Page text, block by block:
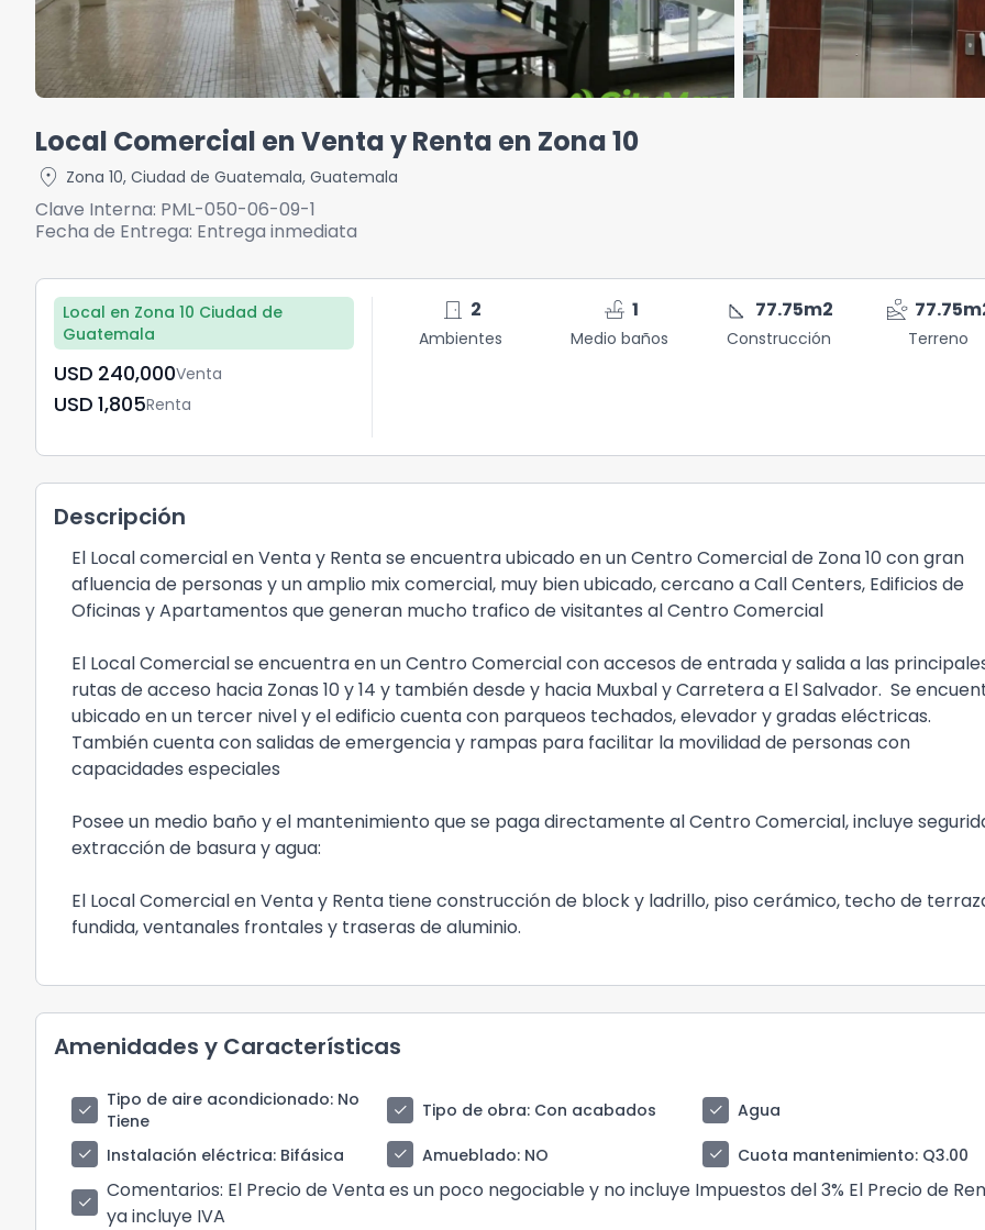
Local Comercial en Venta y Renta en Zona 10
location_on Zona 10, Ciudad de Guatemala, Guatemala
Clave Interna: PML-050-06-09-1
Fecha de Entrega: Entrega inmediata
Local en Zona 10 Ciudad de
Guatemala
USD	240,000Venta
USD	1,805Renta
door_front 2
Ambientes
faucet 1
Medio baños
square_foot 77.75m2
Construcción
landslide 77.75
Terreno
Descripción
El Local comercial en Venta y Renta se encuentra ubicado en un Centro Comercial de Zona 10 con gran
afluencia de personas y un amplio mix comercial, muy bien ubicado, cercano a Call Centers, Edificios de
Oficinas y Apartamentos que generan mucho trafico de visitantes al Centro Comercial
El Local Comercial se encuentra en un Centro Comercial con accesos de entrada y salida a las
rutas de acceso hacia Zonas 10 y 14 y también desde y hacia Muxbal y Carretera a El Salvador. Se
ubicado en un tercer nivel y el edificio cuenta con parqueos techados, elevador y gradas eléctricas.
También cuenta con salidas de emergencia y rampas para facilitar la movilidad de personas con
capacidades especiales
Posee un medio baño y el mantenimiento que se paga directamente al Centro Comercial, incluye
extracción de basura y agua:
El Local Comercial en Venta y Renta tiene construcción de block y ladrillo, piso cerámico, techo de
fundida, ventanales frontales y traseras de aluminio.
Amenidades y Características
check Tipo de aire acondicionado: No
Tiene
check Tipo de obra: Con acabados check
Agua
check
Instalación eléctrica: Bifásica check Amueblado: NO check Cuota mantenimiento: Q3.00
check Comentarios: El Precio de Venta es un poco negociable y no incluye Impuestos del 3% El Precio de
ya incluye IVA